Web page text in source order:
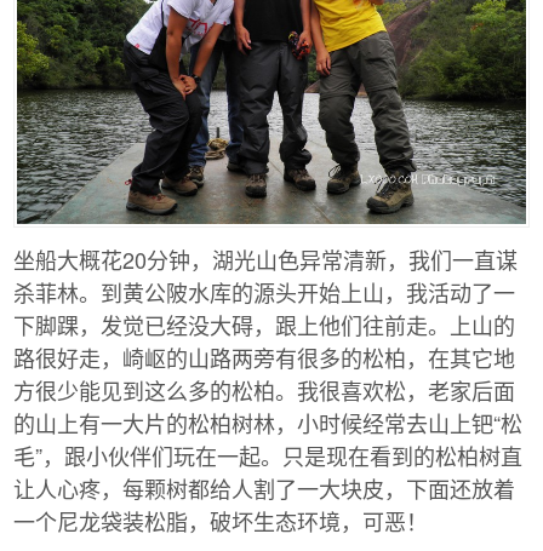
坐船大概花20分钟，湖光山色异常清新，我们一直谋
杀菲林。到黄公陂水库的源头开始上山，我活动了一
下脚踝，发觉已经没大碍，跟上他们往前走。上山的
路很好走，崎岖的山路两旁有很多的松柏，在其它地
方很少能见到这么多的松柏。我很喜欢松，老家后面
的山上有一大片的松柏树林，小时候经常去山上钯“松
毛”，跟小伙伴们玩在一起。只是现在看到的松柏树直
让人心疼，每颗树都给人割了一大块皮，下面还放着
一个尼龙袋装松脂，破坏生态环境，可恶！